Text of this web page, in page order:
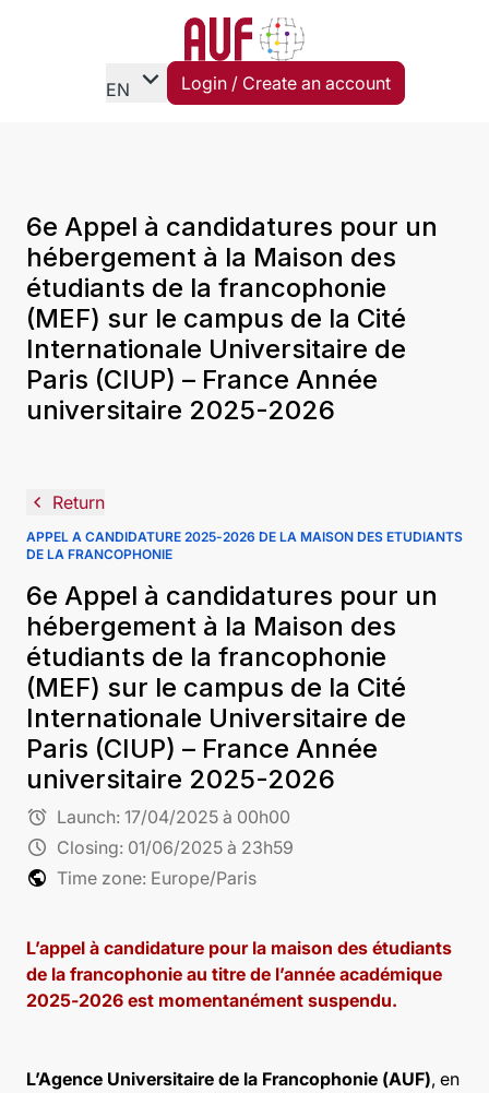
EN expand_more Login / Create an account
6e Appel à candidatures pour un
hébergement à la Maison des
étudiants de la francophonie
(MEF) sur le campus de la Cité
Internationale Universitaire de
Paris (CIUP) – France Année
universitaire 2025-2026
navigate_before Return
APPEL A CANDIDATURE 2025-2026 DE LA MAISON DES ETUDIANTS
DE LA FRANCOPHONIE
6e Appel à candidatures pour un
hébergement à la Maison des
étudiants de la francophonie
(MEF) sur le campus de la Cité
Internationale Universitaire de
Paris (CIUP) – France Année
universitaire 2025-2026
alarm Launch: 17/04/2025 à 00h00
schedule Closing: 01/06/2025 à 23h59
public Time zone: Europe/Paris
L’appel à candidature pour la maison des étudiants
de la francophonie au titre de l’année académique
2025-2026 est momentanément suspendu.
L’Agence Universitaire de la Francophonie (AUF), en